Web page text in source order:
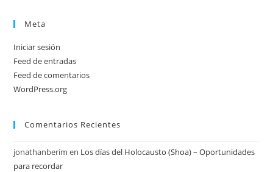
Meta
Iniciar sesión
Feed de entradas
Feed de comentarios
WordPress.org
Comentarios Recientes
jonathanberim en Los días del Holocausto (Shoa) – Oportunidades
para recordar